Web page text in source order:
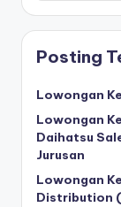
Posting
Lowongan
Lowongan
Daihatsu
Jurusan
Lowongan
Distribution